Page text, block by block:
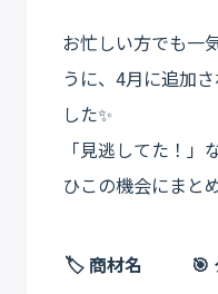
お忙しい方でも一
うに、4月に追加
した✨
「見逃してた！
ひこの機会にまと
🏷️ 商材名 🎯